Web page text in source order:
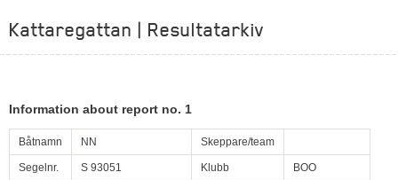
Kattaregattan | Resultatarkiv
Information about report no. 1
Båtnamn NN Skeppare/team
Segelnr. S 93051 Klubb BOO